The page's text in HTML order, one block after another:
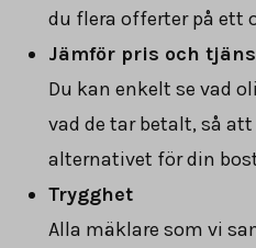
du flera offerter på ett
Jämför pris och
Du kan enkelt se vad
vad de tar betalt, så
alternativet för din
Trygghet
Alla mäklare som vi